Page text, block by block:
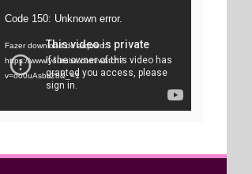
Tocador
vídeo
Code 150: Unknown error.
Fazer download do arquivo:
https://www.youtube.com/watch?
v=oo0uAsbti28&_=1